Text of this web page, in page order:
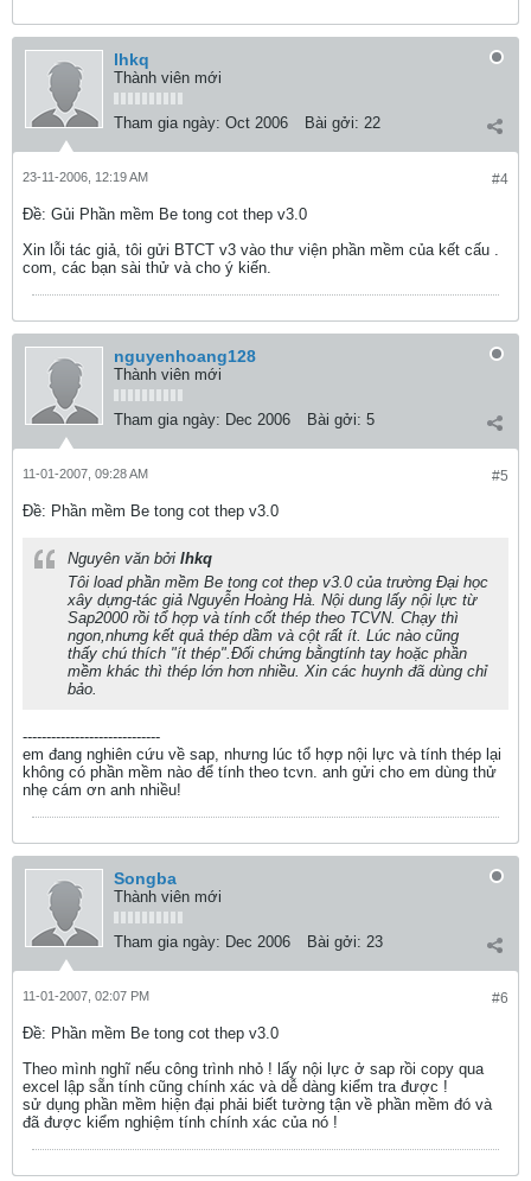
lhkq
Thành viên mới
Tham gia ngày: Oct 2006 Bài gởi: 22
#4
23-11-2006, 12:19 AM
Ðề: Gủi Phần mềm Be tong cot thep v3.0
Xin lỗi tác giả, tôi gửi BTCT v3 vào thư viện phần mềm của kết cấu .
com, các bạn sài thử và cho ý kiến.
nguyenhoang128
Thành viên mới
Tham gia ngày: Dec 2006 Bài gởi: 5
#5
11-01-2007, 09:28 AM
Ðề: Phần mềm Be tong cot thep v3.0
Nguyên văn bởi lhkq
Tôi load phần mềm Be tong cot thep v3.0 của trường Đại học
xây dựng-tác giả Nguyễn Hoàng Hà. Nội dung lấy nội lực từ
Sap2000 rồi tổ hợp và tính cốt thép theo TCVN. Chạy thì
ngon,nhưng kết quả thép dầm và cột rất ít. Lúc nào cũng
thấy chú thích "ít thép".Đối chứng bằngtính tay hoặc phần
mềm khác thì thép lớn hơn nhiều. Xin các huynh đã dùng chỉ
bảo.
-----------------------------
em đang nghiên cứu về sap, nhưng lúc tổ hợp nội lực và tính thép lại
không có phần mềm nào để tính theo tcvn. anh gửi cho em dùng thử
nhẹ cám ơn anh nhiều!
Songba
Thành viên mới
Tham gia ngày: Dec 2006 Bài gởi: 23
#6
11-01-2007, 02:07 PM
Ðề: Phần mềm Be tong cot thep v3.0
Theo mình nghĩ nếu công trình nhỏ ! lấy nội lực ở sap rồi copy qua
excel lập sẵn tính cũng chính xác và dễ dàng kiểm tra được !
sử dụng phần mềm hiện đại phải biết tường tận về phần mềm đó và
đã được kiểm nghiệm tính chính xác của nó !